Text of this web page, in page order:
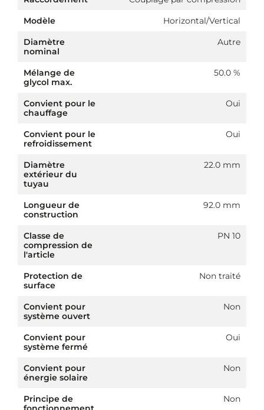
Modèle
Horizontal/Vertical
Diamètre
nominal
Autre
Mélange de
glycol max.
50.0 %
Convient pour le
chauffage
Oui
Convient pour le
refroidissement
Oui
Diamètre
extérieur du
tuyau
22.0 mm
Longueur de
construction
92.0 mm
Classe de
compression de
l'article
PN 10
Protection de
surface
Non traité
Convient pour
système ouvert
Non
Convient pour
système fermé
Oui
Convient pour
énergie solaire
Non
Principe de
Non